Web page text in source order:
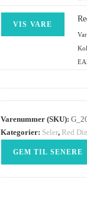
VIS VARE
Varenummer (SKU):
Kategorier: Seler, Red
GEM TIL SENERE